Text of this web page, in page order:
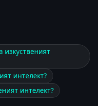
изкуственият
интелект?
интелект?